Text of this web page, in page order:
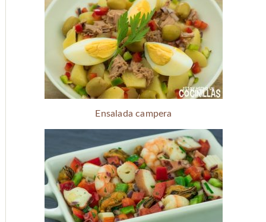
Ensalada campera